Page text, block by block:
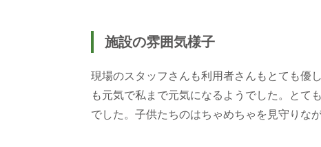
施設の雰囲気様子
現場のスタッフさんも利用者さんもとても優
も元気で私まで元気になるようでした。とて
でした。子供たちのはちゃめちゃを見守りな